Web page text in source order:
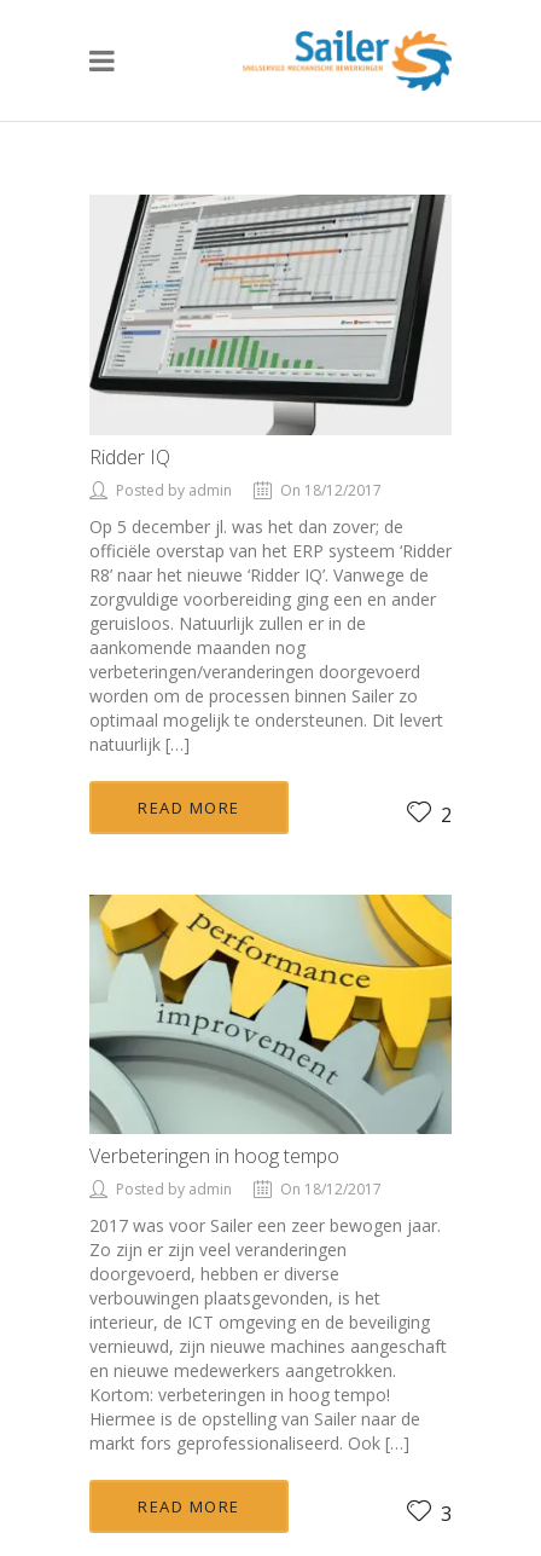
Ridder IQ
Posted by admin On 18/12/2017
Op 5 december jl. was het dan zover; de
officiële overstap van het ERP systeem ‘Ridder
R8’ naar het nieuwe ‘Ridder IQ’. Vanwege de
zorgvuldige voorbereiding ging een en ander
geruisloos. Natuurlijk zullen er in de
aankomende maanden nog
verbeteringen/veranderingen doorgevoerd
worden om de processen binnen Sailer zo
optimaal mogelijk te ondersteunen. Dit levert
natuurlijk […]
READ MORE 2
Verbeteringen in hoog tempo
Posted by admin On 18/12/2017
2017 was voor Sailer een zeer bewogen jaar.
Zo zijn er zijn veel veranderingen
doorgevoerd, hebben er diverse
verbouwingen plaatsgevonden, is het
interieur, de ICT omgeving en de beveiliging
vernieuwd, zijn nieuwe machines aangeschaft
en nieuwe medewerkers aangetrokken.
Kortom: verbeteringen in hoog tempo!
Hiermee is de opstelling van Sailer naar de
markt fors geprofessionaliseerd. Ook […]
READ MORE 3